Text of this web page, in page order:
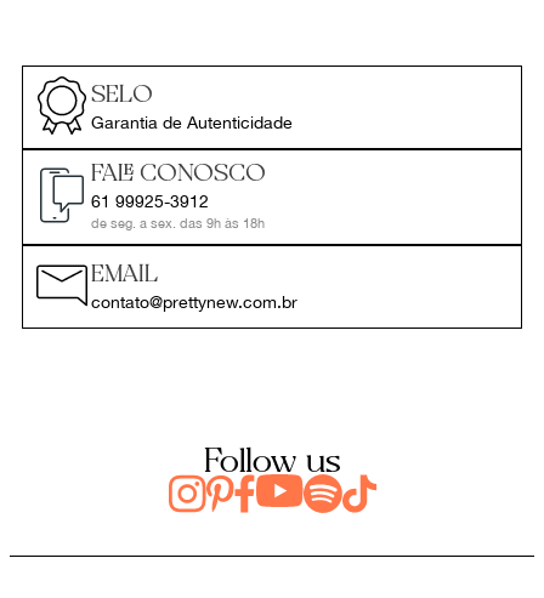
SELO
Garantia de Autenticidade
FALE CONOSCO
61 99925-3912
de seg. a sex. das 9h às 18h
EMAIL
contato@prettynew.com.br
Follow us